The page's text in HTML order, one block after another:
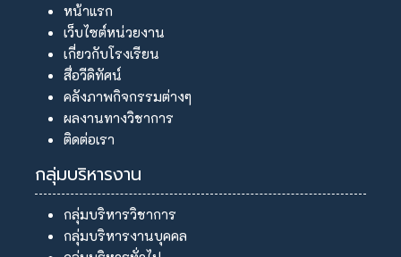
หน้าแรก
เว็บไซต์หน่วยงาน
เกี่ยวกับโรงเรียน
สื่อวีดิทัศน์
คลังภาพกิจกรรมต่างๆ
ผลงานทางวิชาการ
ติดต่อเรา
กลุ่มบริหารงาน
กลุ่มบริหารวิชาการ
กลุ่มบริหารงานบุคคล